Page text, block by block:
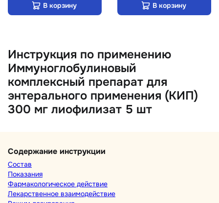
В корзину В корзину
Инструкция по применению
Иммуноглобулиновый
комплексный препарат для
энтерального применения (КИП)
300 мг лиофилизат 5 шт
Содержание инструкции
Состав
Показания
Фармакологическое действие
Лекарственное взаимодействие